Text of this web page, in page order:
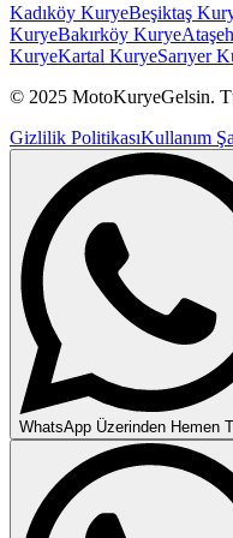
Kadıköy KuryeBeşiktaş
KuryeBakırköy Kurye
KuryeKartal KuryeSarıyer
© 2025 MotoKuryeGelsin.
Gizlilik PolitikasıKullanım
WhatsApp Üzerinden Hemen